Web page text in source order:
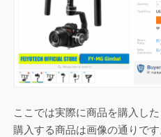
ここでは実際に商品を購入し
購入する商品は画像の通りで